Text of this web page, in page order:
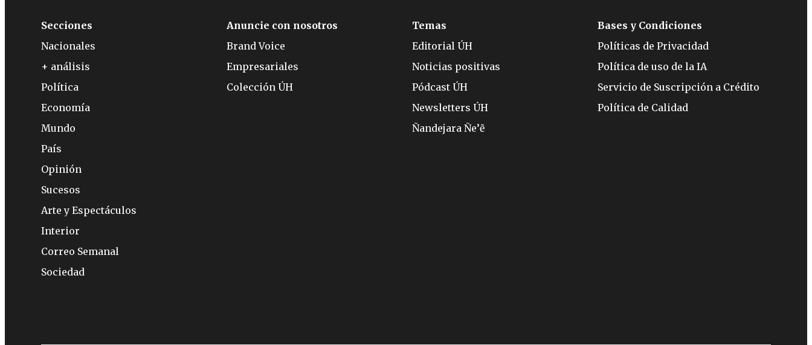
Secciones
Nacionales
+ análisis
Política
Economía
Mundo
País
Opinión
Sucesos
Arte y Espectáculos
Interior
Correo Semanal
Sociedad
Anuncie con nosotros
Brand Voice
Empresariales
Colección ÚH
Temas
Editorial ÚH
Noticias positivas
Pódcast ÚH
Newsletters ÚH
Ñandejara Ñe’ẽ
Bases y Condiciones
Políticas de Privacidad
Política de uso de la IA
Servicio de Suscripción a Crédito
Política de Calidad